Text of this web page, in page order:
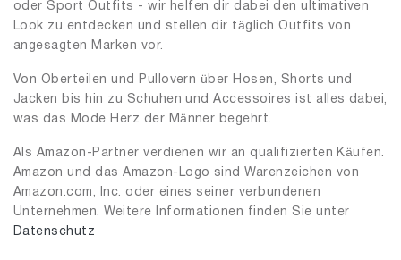
oder Sport Outfits - wir helfen dir dabei den ultimativen
Look zu entdecken und stellen dir täglich Outfits von
angesagten Marken vor.
Von Oberteilen und Pullovern über Hosen, Shorts und
Jacken bis hin zu Schuhen und Accessoires ist alles dabei,
was das Mode Herz der Männer begehrt.
Als Amazon-Partner verdienen wir an qualifizierten Käufen.
Amazon und das Amazon-Logo sind Warenzeichen von
Amazon.com, Inc. oder eines seiner verbundenen
Unternehmen. Weitere Informationen finden Sie unter
Datenschutz